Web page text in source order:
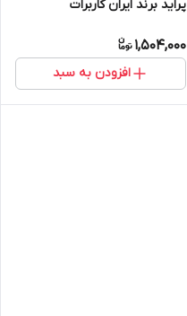
پراید برند ایران کاربرات
1,504,000
افزودن به سبد